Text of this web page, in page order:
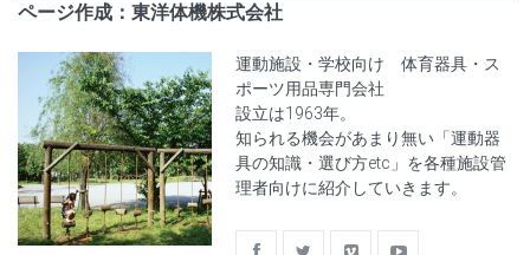
ページ作成：東洋体機株式会社
運動施設・学校向け 体育器具・ス
ポーツ用品専門会社
設立は1963年。
知られる機会があまり無い「運動器
具の知識・選び方etc」を各種施設管
理者向けに紹介していきます。